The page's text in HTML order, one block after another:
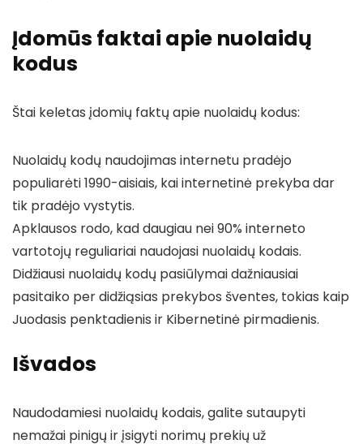
Įdomūs faktai apie nuolaidų
kodus
Štai keletas įdomių faktų apie nuolaidų kodus:
Nuolaidų kodų naudojimas internetu pradėjo
populiarėti 1990-aisiais, kai internetinė prekyba dar
tik pradėjo vystytis.
Apklausos rodo, kad daugiau nei 90% interneto
vartotojų reguliariai naudojasi nuolaidų kodais.
Didžiausi nuolaidų kodų pasiūlymai dažniausiai
pasitaiko per didžiąsias prekybos šventes, tokias kaip
Juodasis penktadienis ir Kibernetinė pirmadienis.
Išvados
Naudodamiesi nuolaidų kodais, galite sutaupyti
nemažai pinigų ir įsigyti norimų prekių už